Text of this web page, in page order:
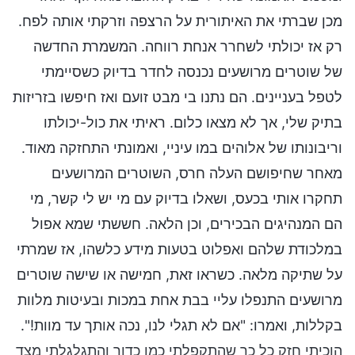
מכן שברתי את האיתורית על הרצפה וזרקתי אותה לפח.
רק אז יכולתי לשחרר אנחת רווחה. המשמרת החדשה
של שוטרים מרושעים נכנסה לחדר בדיוק כשסיימתי
לטפל בעניינים. הם נתנו בי מבט זועם ואז חיפשו בזריזות
בתיק שלי, אך לא מצאו כלום. ראיתי את כול-יכולתו
וריבונותו של אלוהים במו עיניי, ואמונתי התחזקה מאוד.
מאחר שחיפושם העלה חרס, השוטרים המרושעים
תחקרו אותי בכעס, ושאלו בדיוק עם מי יש לי קשר, מי
הם המנהיגים הבכירים, וכן הלאה. חששתי שמא אפול
במלכודת שלהם ואפלוט בטעות מידע כלשהו, אז שמרתי
על שתיקה מלאה. כשראו זאת, חמישה או שישה שוטרים
מרושעים התנפלו עליי בבת אחת במכות ובעיטות מלוות
בקללות, ואמרו: "אם לא תגלי לנו, נכה אותך עד מוות!".
הוכיתי חזק כל כך שהתקפלתי כמו כדור והתגלגלתי מצד